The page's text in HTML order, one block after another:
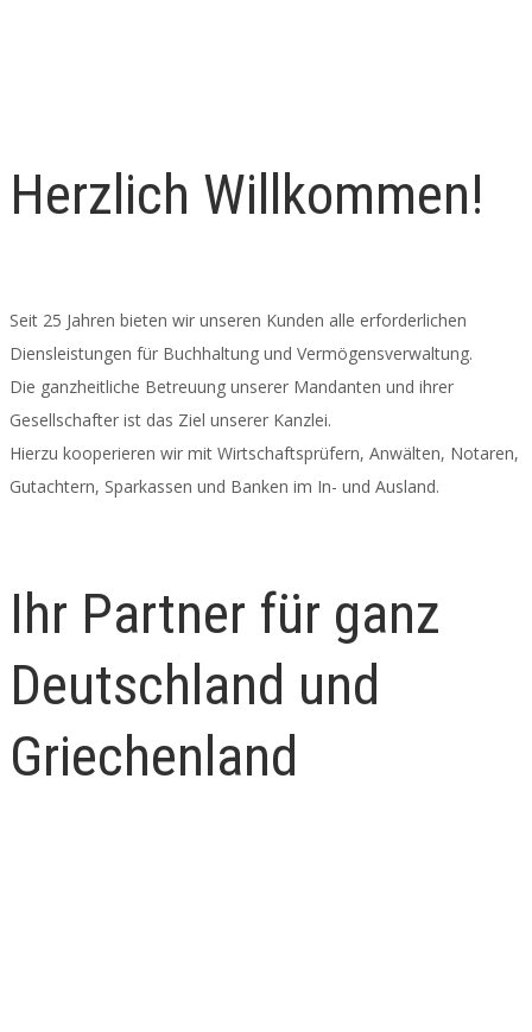
Herzlich Willkommen!
Seit 25 Jahren bieten wir unseren Kunden alle erforderlichen
Diensleistungen für Buchhaltung und Vermögensverwaltung.
Die ganzheitliche Betreuung unserer Mandanten und ihrer
Gesellschafter ist das Ziel unserer Kanzlei.
Hierzu kooperieren wir mit Wirtschaftsprüfern, Anwälten, Notaren,
Gutachtern, Sparkassen und Banken im In- und Ausland.
Ihr Partner für ganz
Deutschland und
Griechenland